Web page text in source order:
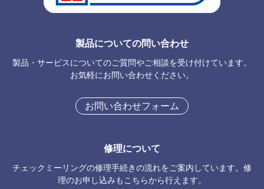
製品についての問い合わせ
製品・サービスについてのご質問やご相談を受け付けています。
お気軽にお問い合わせください。
お問い合わせフォーム
修理について
チェックミーリングの修理手続きの流れをご案内しています。修
理のお申し込みもこちらから行えます。